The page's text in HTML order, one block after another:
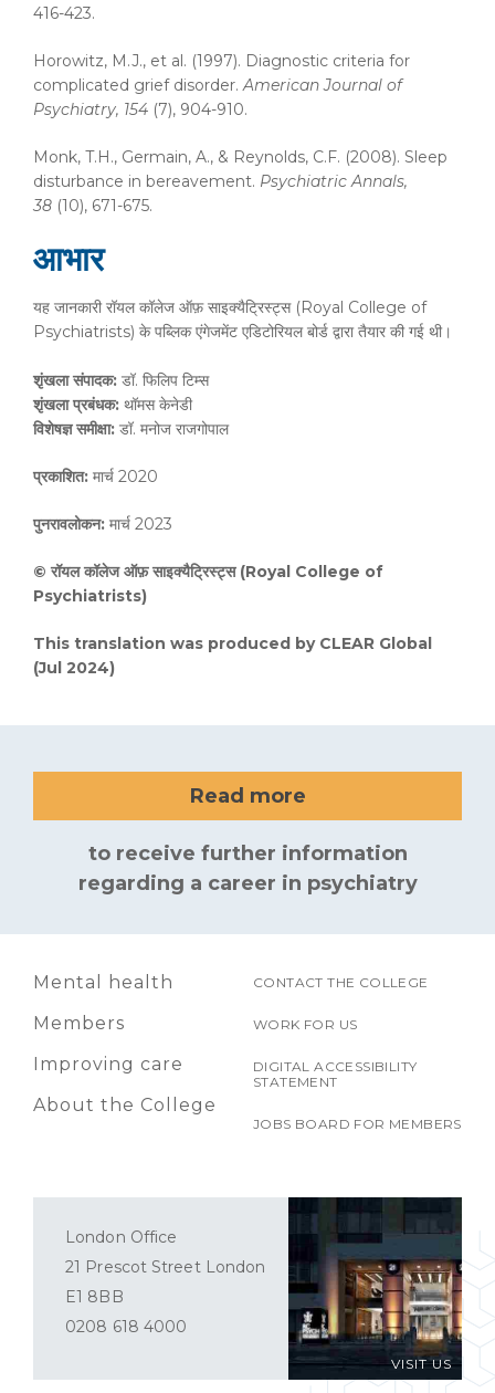
416-423.
Horowitz, M.J., et al. (1997). Diagnostic criteria for
complicated grief disorder.American Journal of
Psychiatry, 154 (7), 904-910.
Monk, T.H., Germain, A., & Reynolds, C.F. (2008). Sleep
disturbance in bereavement. Psychiatric Annals,
38 (10), 671-675.
आभार
यह जानकारी रॉयल कॉलेज ऑफ़ साइक्यैट्रिस्ट्स (Royal College of
Psychiatrists) के पब्लिक एंगेजमेंट एडिटोरियल बोर्ड द्वारा तैयार की गई थी।
शृंखला संपादक: डॉ. फिलिप टिम्स
शृंखला प्रबंधक: थॉमस केनेडी
विशेषज्ञ समीक्षा: डॉ. मनोज राजगोपाल
प्रकाशित: मार्च 2020
पुनरावलोकन: मार्च 2023
© रॉयल कॉलेज ऑफ़ साइक्यैट्रिस्ट्स(Royal College of
Psychiatrists)
This translation was produced by CLEAR Global
(Jul 2024)
Read more
to receive further information
regarding a career in psychiatry
Mental health
Members
Improving care
About the College
CONTACT THE COLLEGE
WORK FOR US
DIGITAL ACCESSIBILITY
STATEMENT
JOBS BOARD FOR MEMBERS
VISIT US
London Office
21 Prescot Street London
E1 8BB
0208 618 4000